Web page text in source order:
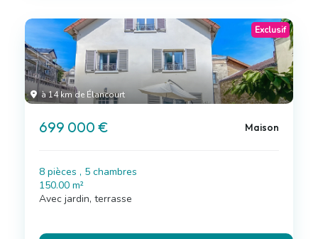
à 14 km de Élancourt
Exclusif
699 000 € Maison
8 pièces , 5 chambres
150.00 m²
Avec jardin, terrasse